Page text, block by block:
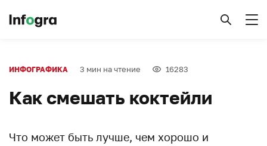
ИНФОГРАФИКА 3 мин на чтение 16283
Как смешать коктейли
Что может быть лучше, чем хорошо и